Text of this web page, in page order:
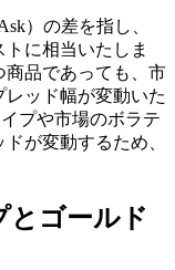
）の差を指し、
に相当いたしま
商品であっても、市
ッド幅が変動いた
プや市場のボラテ
が変動するため、
ゴールド